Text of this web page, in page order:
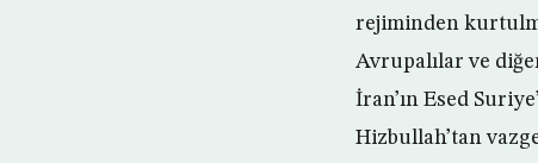
rejiminden
Avrupalılar ve
İran’ın Esed
Hizbullah’tan